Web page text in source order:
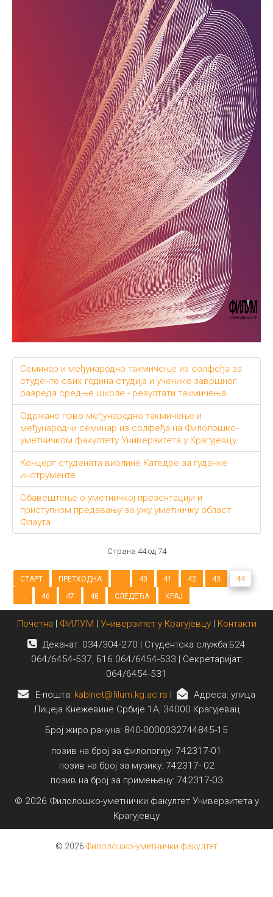
Семинар и међународно такмичење из солфеђа за
студенте свих година студија и ученике завршног
разреда средње школе - резултати такмичења
Одржано прво међународно такмичење и
међународни семинар из солфеђа на Филолошко-
уметничком факултету Универзитета у Крагујевцу
Концерт студената виолине Катедре за гудачке
инструменте
Обавештење о уметничкој презентацији и
приступном предавању за ужу уметничку област
Флаута
Страна 44 од 74
СТАРТ ПРЕТХОДНА ... 40 41 42 43
44
...
46 47 48 СЛЕДЕЋА КРАЈ
Почетна | ФИЛУМ | Универзитет у Крагујевцу| Контакти
Деканат: 034/304-270 | Студентска служба:Б24
064/6454-537, Б16 064/6454-533 | Секретаријат:
064/6454-531
E-пошта: kabinet@filum.kg.ac.rs |
Адреса: улица
Лицеја Кнежевине Србије 1А, 34000 Крагујевац
Број жиро рачуна: 840-0000032744845-15
позив на број за филологију: 742317-01
позив на број за музику: 742317- 02
позив на број за примењену: 742317-03
© 2026 Филолошко-уметнички факултет Универзитета у
Крагујевцу
© 2026 Филолошко-уметнички факултет